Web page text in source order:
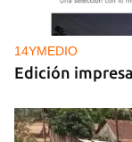
14YMEDIO
Edición